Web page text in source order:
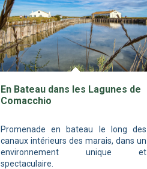
En Bateau dans les Lagunes de
Comacchio
Promenade en bateau le long des
canaux intérieurs des marais, dans un
environnement unique et
spectaculaire.